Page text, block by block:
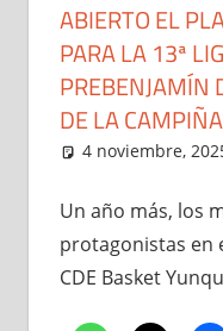
ABIERTO EL
PARA LA 13ª
PREBENJAMÍN
DE LA
4 noviembre,
Un año más, los
protagonistas en
CDE Basket